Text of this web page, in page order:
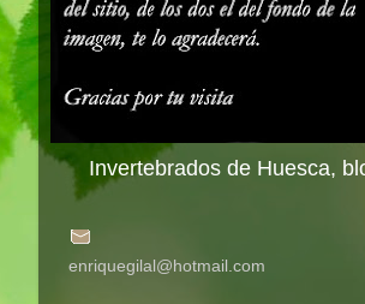
Invertebrados de Huesca,
enriquegilal@hotmail.com